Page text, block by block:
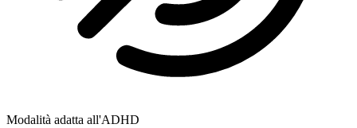
Modalità adatta all'ADHD